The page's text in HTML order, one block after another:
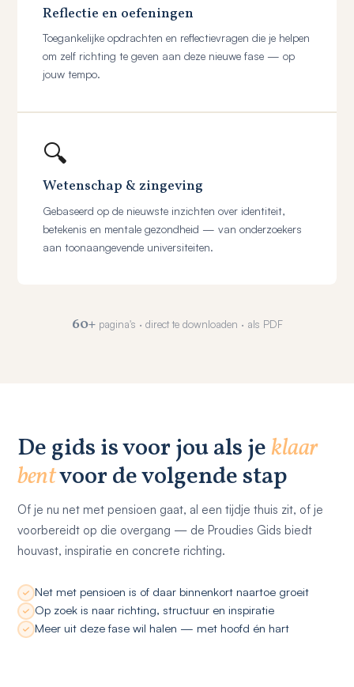
Reflectie en oefeningen
Toegankelijke opdrachten en reflectievragen die je helpen
om zelf richting te geven aan deze nieuwe fase — op
jouw tempo.
🔍
Wetenschap & zingeving
Gebaseerd op de nieuwste inzichten over identiteit,
betekenis en mentale gezondheid — van onderzoekers
aan toonaangevende universiteiten.
60+pagina's · direct te downloaden · als PDF
De gids is voor jou als jeklaar
bentvoor de volgende stap
Of je nu net met pensioen gaat, al een tijdje thuis zit, of je
voorbereidt op die overgang — de Proudies Gids biedt
houvast, inspiratie en concrete richting.
Net met pensioen is of daar binnenkort naartoe groeit
Op zoek is naar richting, structuur en inspiratie
Meer uit deze fase wil halen — met hoofd én hart